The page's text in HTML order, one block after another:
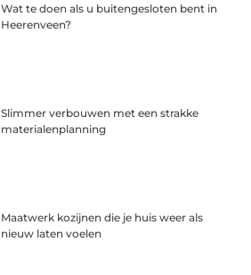
Wat te doen als u buitengesloten bent in
Heerenveen?
Slimmer verbouwen met een strakke
materialenplanning
Maatwerk kozijnen die je huis weer als
nieuw laten voelen